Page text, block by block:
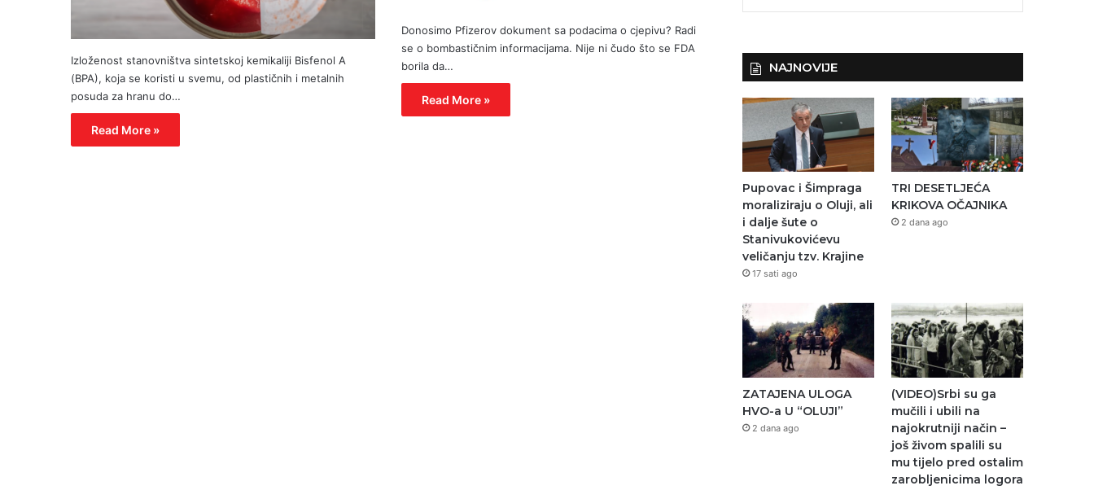
Izloženost stanovništva sintetskoj kemikaliji Bisfenol A
(BPA), koja se koristi u svemu, od plastičnih i metalnih
posuda za hranu do…
Read More »
Donosimo Pfizerov dokument sa podacima o cjepivu? Radi
se o bombastičnim informacijama. Nije ni čudo što se FDA
borila da…
Read More »
NAJNOVIJE
Pupovac i Šimpraga
moraliziraju o Oluji, ali
i dalje šute o
Stanivukovićevu
veličanju tzv. Krajine
17 sati ago
TRI DESETLJEĆA
KRIKOVA OČAJNIKA
2 dana ago
ZATAJENA ULOGA
HVO-a U “OLUJI”
2 dana ago
(VIDEO)Srbi su ga
mučili i ubili na
najokrutniji način –
još živom spalili su
mu tijelo pred ostalim
zarobljenicima logora